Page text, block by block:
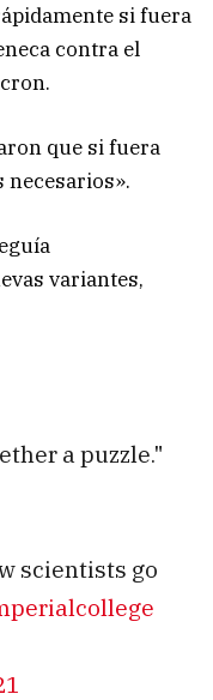
si fuera
contra el
que si fuera
necesarios».
variantes,
a puzzle."
scientists go